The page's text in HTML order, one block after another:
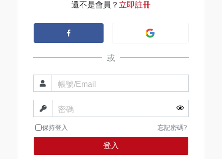
還不是會員？ 立即註冊
或
帳號/Email
密碼
保持登入 忘記密碼?
登入